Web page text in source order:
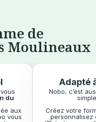
de
Moulineaux
du
aux
vous
Adapté
Nobo, c’est
Créez votre
personnalisez